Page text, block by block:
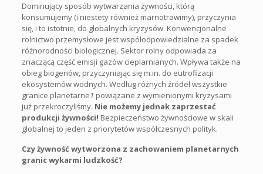
Dominujący sposób wytwarzania żywności, którą
konsumujemy (i niestety również marnotrawimy), przyczynia
się, i to istotnie, do globalnych kryzysów. Konwencjonalne
rolnictwo przemysłowe jest współodpowiedzialne za spadek
różnorodności biologicznej. Sektor rolny odpowiada za
znaczącą część emisji gazów cieplarnianych. Wpływa także na
obieg biogenów, przyczyniając się m.in. do eutrofizacji
ekosystemów wodnych. Według różnych źródeł wszystkie
granice planetarne1 powiązane z wymienionymi kryzysami
już przekroczyliśmy. Nie możemy jednak zaprzestać
produkcji żywności! Bezpieczeństwo żywnościowe w skali
globalnej to jeden z priorytetów współczesnych polityk.
Czy żywność wytworzona z zachowaniem planetarnych
granic wykarmi ludzkość?